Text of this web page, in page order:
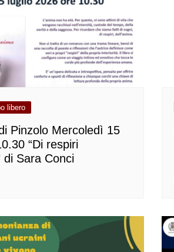
libero
Pinzolo Mercoledì 15
“Di respiri
di Sara Conci